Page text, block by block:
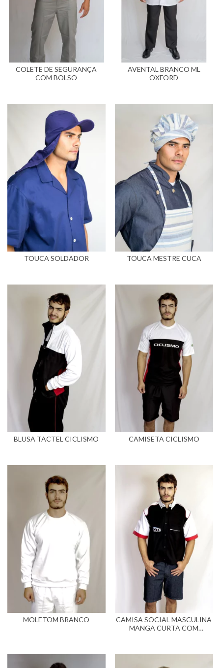
COLETE DE SEGURANÇA
COM BOLSO
AVENTAL BRANCO ML
OXFORD
TOUCA SOLDADOR TOUCA MESTRE CUCA
BLUSA TACTEL CICLISMO CAMISETA CICLISMO
MOLETOM BRANCO
CAMISA SOCIAL MASCULINA
MANGA CURTA COM